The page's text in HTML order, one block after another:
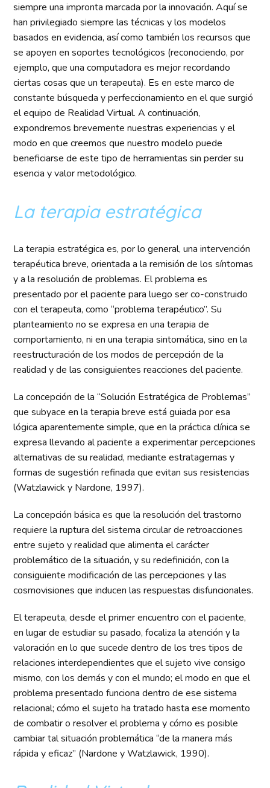
siempre una impronta marcada por la innovación. Aquí se
han privilegiado siempre las técnicas y los modelos
basados en evidencia, así como también los recursos que
se apoyen en soportes tecnológicos (reconociendo, por
ejemplo, que una computadora es mejor recordando
ciertas cosas que un terapeuta). Es en este marco de
constante búsqueda y perfeccionamiento en el que surgió
el equipo de Realidad Virtual. A continuación,
expondremos brevemente nuestras experiencias y el
modo en que creemos que nuestro modelo puede
beneficiarse de este tipo de herramientas sin perder su
esencia y valor metodológico.
La terapia estratégica
La terapia estratégica es, por lo general, una intervención
terapéutica breve, orientada a la remisión de los síntomas
y a la resolución de problemas. El problema es
presentado por el paciente para luego ser co-construido
con el terapeuta, como “problema terapéutico”. Su
planteamiento no se expresa en una terapia de
comportamiento, ni en una terapia sintomática, sino en la
reestructuración de los modos de percepción de la
realidad y de las consiguientes reacciones del paciente.
La concepción de la “Solución Estratégica de Problemas”
que subyace en la terapia breve está guiada por esa
lógica aparentemente simple, que en la práctica clínica se
expresa llevando al paciente a experimentar percepciones
alternativas de su realidad, mediante estratagemas y
formas de sugestión refinada que evitan sus resistencias
(Watzlawick y Nardone, 1997).
La concepción básica es que la resolución del trastorno
requiere la ruptura del sistema circular de retroacciones
entre sujeto y realidad que alimenta el carácter
problemático de la situación, y su redefinición, con la
consiguiente modificación de las percepciones y las
cosmovisiones que inducen las respuestas disfuncionales.
El terapeuta, desde el primer encuentro con el paciente,
en lugar de estudiar su pasado, focaliza la atención y la
valoración en lo que sucede dentro de los tres tipos de
relaciones interdependientes que el sujeto vive consigo
mismo, con los demás y con el mundo; el modo en que el
problema presentado funciona dentro de ese sistema
relacional; cómo el sujeto ha tratado hasta ese momento
de combatir o resolver el problema y cómo es posible
cambiar tal situación problemática “de la manera más
rápida y eficaz” (Nardone y Watzlawick, 1990).